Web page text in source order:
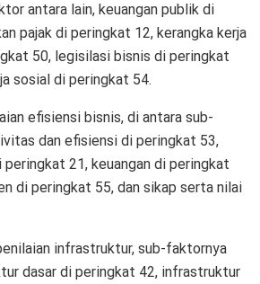
antara lain, keuangan publik di
pajak di peringkat 12, kerangka kerja
50, legisilasi bisnis di peringkat
sosial di peringkat 54.
efisiensi bisnis, di antara sub-
dan efisiensi di peringkat 53,
peringkat 21, keuangan di peringkat
di peringkat 55, dan sikap serta nilai
infrastruktur, sub-faktornya
dasar di peringkat 42, infrastruktur